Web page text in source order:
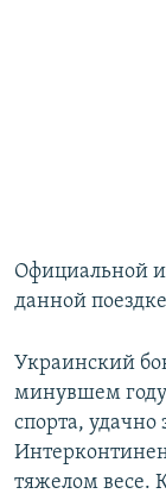
Официальной
данной
Украинский
минувшем
спорта, удачно
тяжелом весе.